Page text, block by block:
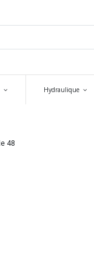
Hydraulique